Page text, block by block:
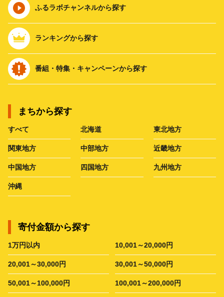
ふるラボチャンネルから探す
ランキングから探す
番組・特集・キャンペーンから探す
まちから探す
すべて 北海道 東北地方
関東地方 中部地方 近畿地方
中国地方 四国地方 九州地方
沖縄
寄付金額から探す
1万円以内 10,001～20,000円
20,001～30,000円 30,001～50,000円
50,001～100,000円 100,001～200,000円